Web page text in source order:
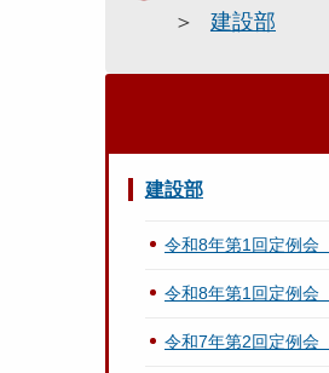
建設部
建設部
令和8年第1回定例会
令和8年第1回定例会
令和7年第2回定例会